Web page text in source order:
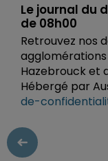
Le journal du
de 08h00
Retrouvez nos
Hazebrouck et
Hébergé par
de-